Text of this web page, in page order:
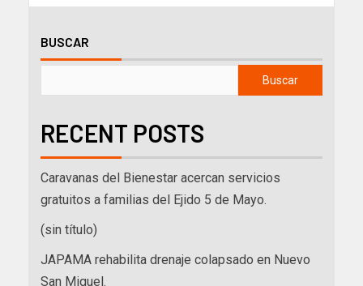
BUSCAR
Buscar
RECENT POSTS
Caravanas del Bienestar acercan servicios
gratuitos a familias del Ejido 5 de Mayo.
(sin título)
JAPAMA rehabilita drenaje colapsado en Nuevo
San Miguel.